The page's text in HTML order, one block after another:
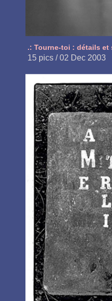
.: Tourne-toi : détails
15 pics / 02 Dec 2003